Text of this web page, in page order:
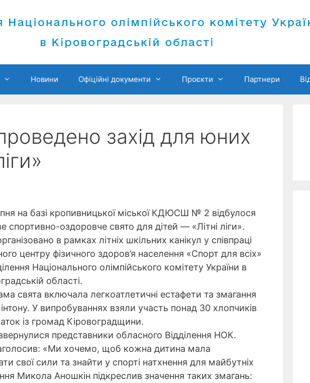
Новини Офіційні документи Проєкти Партнери
захід для юних
на базі кропивницької міської КДЮСШ № 2 відбулося
спортивно-оздоровче свято для дітей — «Літні ліги».
в рамках літніх шкільних канікул у співпраці
центру фізичного здоров’я населення «Спорт для всіх»
Національного олімпійського комітету України в
області.
свята включала легкоатлетичні естафети та змагання
У випробуваннях взяли участь понад 30 хлопчиків
із громад Кіровоградщини.
представники обласного Відділення НОК.
«Ми хочемо, щоб кожна дитина мала
свої сили та знайти у спорті натхнення для майбутніх
Микола Аношкін підкреслив значення таких змагань: